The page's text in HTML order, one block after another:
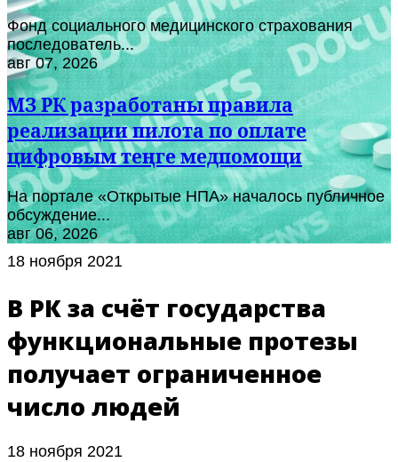
Фонд социального медицинского страхования
последователь...
авг 07, 2026
МЗ РК разработаны правила
реализации пилота по оплате
цифровым теңге медпомощи
На портале «Открытые НПА» началось публичное
обсуждение...
авг 06, 2026
18 ноября 2021
В РК за счёт государства
функциональные протезы
получает ограниченное
число людей
18 ноября 2021